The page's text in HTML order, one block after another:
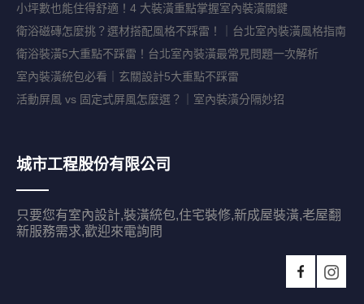
小坪數也能住得舒適！4 大裝潢重點掌握室內裝潢關鍵
衛浴磁磚怎麼挑？選材搭配風格不踩雷！｜台北室內裝潢風格指南
衛浴裝潢5大重點不踩雷！台北室內裝潢最常見問題一次解析
室內裝潢統包必看｜玄關設計5大重點不踩雷
活動屏風 vs 固定式屏風怎麼選？｜室內裝潢分隔妙招
城市工程股份有限公司
只要您有室內設計,裝潢統包,住宅裝修,新成屋裝潢,老屋翻
新服務需求,歡迎來電詢問